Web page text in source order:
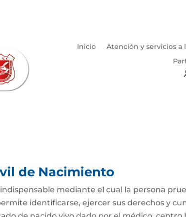
Inicio Atención y servicios a
de Nacimiento
mediante el cual la persona
identificarse, ejercer sus derechos y